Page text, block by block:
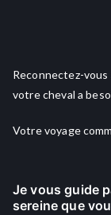
Reconnectez-
votre cheval a
Votre voyage
Je vous guide
sereine que